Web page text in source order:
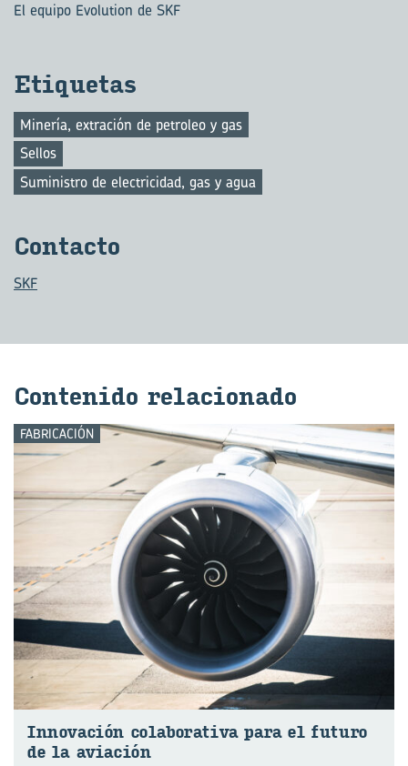
El equipo Evolution de SKF
Eti­que­tas
Minería, extración de petroleo y gas
Sellos
Suministro de electricidad, gas y agua
Con­tac­to
SKF
Con­te­ni­do re­la­cio­na­do
FABRICACIÓN
In­no­va­ción co­la­bo­ra­ti­va para el fu­tu­ro
de la avia­ción